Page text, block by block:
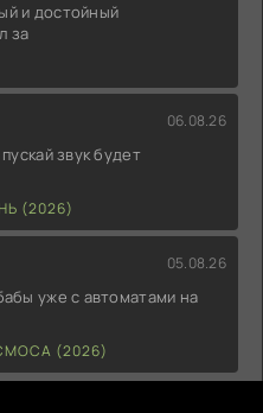
и достойный
за
06.08.26
звук будет
(2026)
05.08.26
уже с автоматами на
(2026)